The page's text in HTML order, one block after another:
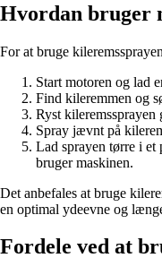
Hvordan bruger
For at bruge
Start motoren og lad
Find kileremmen og
Ryst
Spray jævnt på
Lad sprayen tørre i et
bruger maskinen.
Det anbefales at bruge
en optimal ydeevne og
Fordele ved at